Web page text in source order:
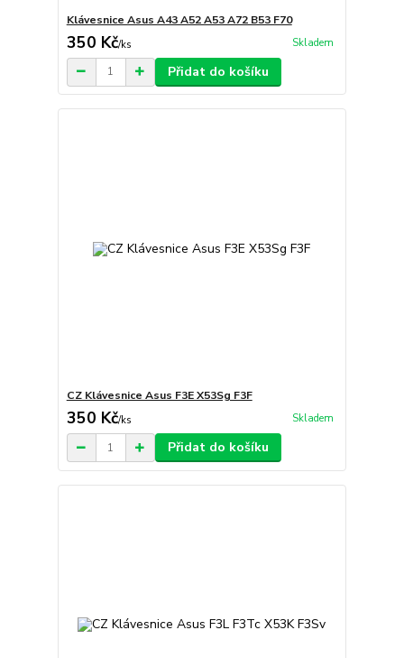
Klávesnice Asus A43 A52 A53 A72 B53 F70
350 Kč/ks Skladem
Přidat do košíku
CZ Klávesnice Asus F3E X53Sg F3F
350 Kč/ks Skladem
Přidat do košíku